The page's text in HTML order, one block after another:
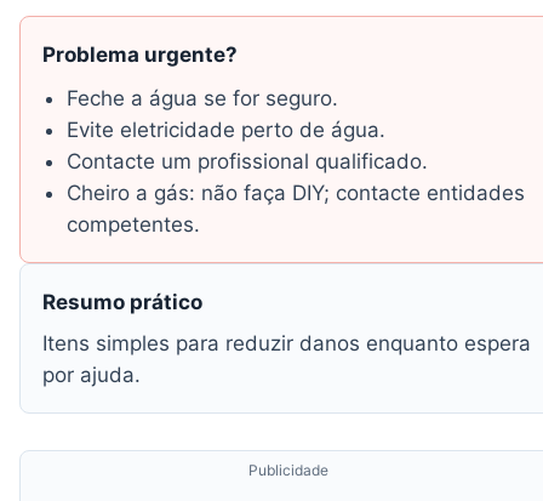
Problema urgente?
Feche a água se for seguro.
Evite eletricidade perto de água.
Contacte um profissional qualificado.
Cheiro a gás: não faça DIY; contacte entidades
competentes.
Resumo prático
Itens simples para reduzir danos enquanto espera
por ajuda.
Publicidade